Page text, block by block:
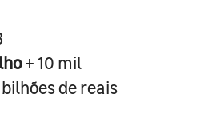
+ 10 mil
de reais